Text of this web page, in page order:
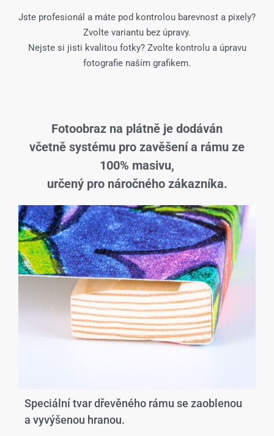
Jste profesionál a máte pod kontrolou barevnost a pixely?
Zvolte variantu bez úpravy.
Nejste si jisti kvalitou fotky? Zvolte kontrolu a úpravu
fotografie naším grafikem.
Fotoobraz na plátně je dodáván
včetně systému pro zavěšení a rámu ze
100% masivu,
určený pro náročného zákazníka.
Speciální tvar dřevěného rámu se zaoblenou
a vyvýšenou hranou.​